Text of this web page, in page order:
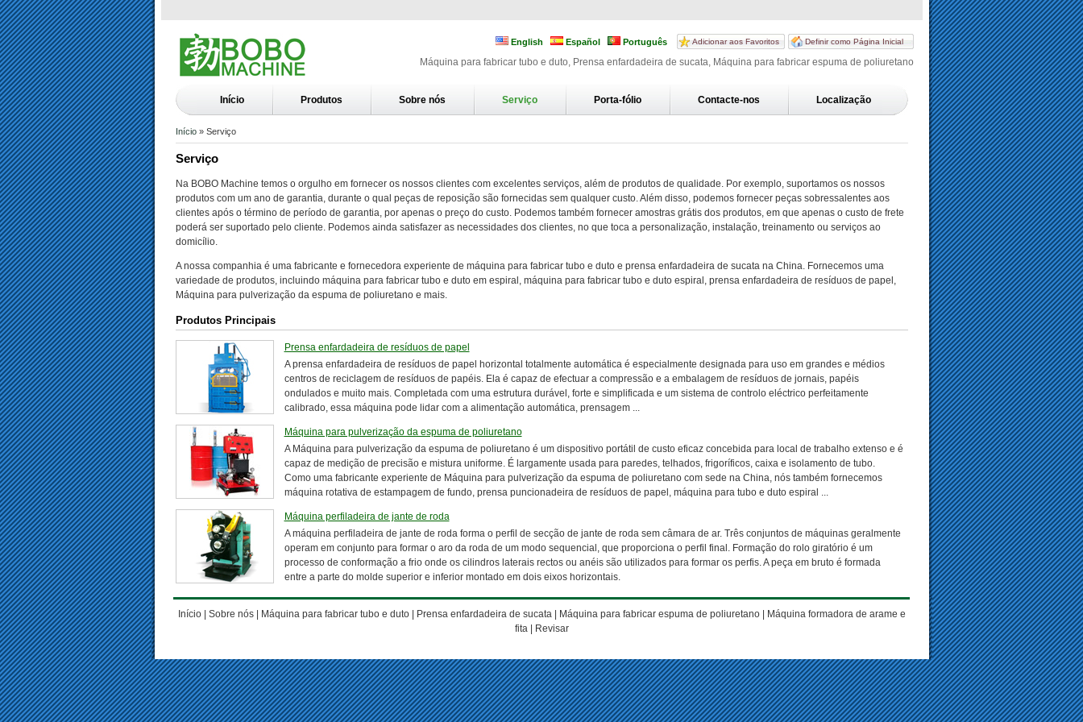
Definir como Página Inicial
Adicionar aos Favoritos
English Español Português
Máquina para fabricar tubo e duto, Prensa enfardadeira de sucata, Máquina para fabricar espuma de poliuretano
Início Produtos Sobre nós Serviço Porta-fólio Contacte-nos Localização
Início» Serviço
Serviço
Na BOBO Machine temos o orgulho em fornecer os nossos clientes com excelentes serviços, além de produtos de qualidade. Por exemplo, suportamos os nossos
produtos com um ano de garantia, durante o qual peças de reposição são fornecidas sem qualquer custo. Além disso, podemos fornecer peças sobressalentes aos
clientes após o término de período de garantia, por apenas o preço do custo. Podemos também fornecer amostras grátis dos produtos, em que apenas o custo de frete
poderá ser suportado pelo cliente. Podemos ainda satisfazer as necessidades dos clientes, no que toca a personalização, instalação, treinamento ou serviços ao
domicílio.
A nossa companhia é uma fabricante e fornecedora experiente de máquina para fabricar tubo e duto e prensa enfardadeira de sucata na China. Fornecemos uma
variedade de produtos, incluindo máquina para fabricar tubo e duto em espiral, máquina para fabricar tubo e duto espiral, prensa enfardadeira de resíduos de papel,
Máquina para pulverização da espuma de poliuretano e mais.
Produtos Principais
Prensa enfardadeira de resíduos de papel
A prensa enfardadeira de resíduos de papel horizontal totalmente automática é especialmente designada para uso em grandes e médios
centros de reciclagem de resíduos de papéis. Ela é capaz de efectuar a compressão e a embalagem de resíduos de jornais, papéis
ondulados e muito mais. Completada com uma estrutura durável, forte e simplificada e um sistema de controlo eléctrico perfeitamente
calibrado, essa máquina pode lidar com a alimentação automática, prensagem ...
Máquina para pulverização da espuma de poliuretano
A Máquina para pulverização da espuma de poliuretano é um dispositivo portátil de custo eficaz concebida para local de trabalho extenso e é
capaz de medição de precisão e mistura uniforme. É largamente usada para paredes, telhados, frigoríficos, caixa e isolamento de tubo.
Como uma fabricante experiente de Máquina para pulverização da espuma de poliuretano com sede na China, nós também fornecemos
máquina rotativa de estampagem de fundo, prensa puncionadeira de resíduos de papel, máquina para tubo e duto espiral ...
Máquina perfiladeira de jante de roda
A máquina perfiladeira de jante de roda forma o perfil de secção de jante de roda sem câmara de ar. Três conjuntos de máquinas geralmente
operam em conjunto para formar o aro da roda de um modo sequencial, que proporciona o perfil final. Formação do rolo giratório é um
processo de conformação a frio onde os cilindros laterais rectos ou anéis são utilizados para formar os perfis. A peça em bruto é formada
entre a parte do molde superior e inferior montado em dois eixos horizontais.
Início| Sobre nós| Máquina para fabricar tubo e duto| Prensa enfardadeira de sucata| Máquina para fabricar espuma de poliuretano|
Máquina formadora de arame e
fita| Revisar